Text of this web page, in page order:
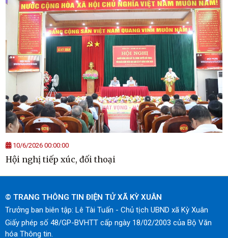
10/6/2026 00:00:00
Hội nghị tiếp xúc, đối thoại
© TRANG THÔNG TIN ĐIỆN TỬ XÃ KỲ XUÂN
Trưởng ban biên tập: Lê Tài Tuấn - Chủ tịch UBND xã Kỳ Xuân
Giấy phép số 48/GP-BVHTT cấp ngày 18/02/2003 của Bộ Văn
hóa Thông tin.